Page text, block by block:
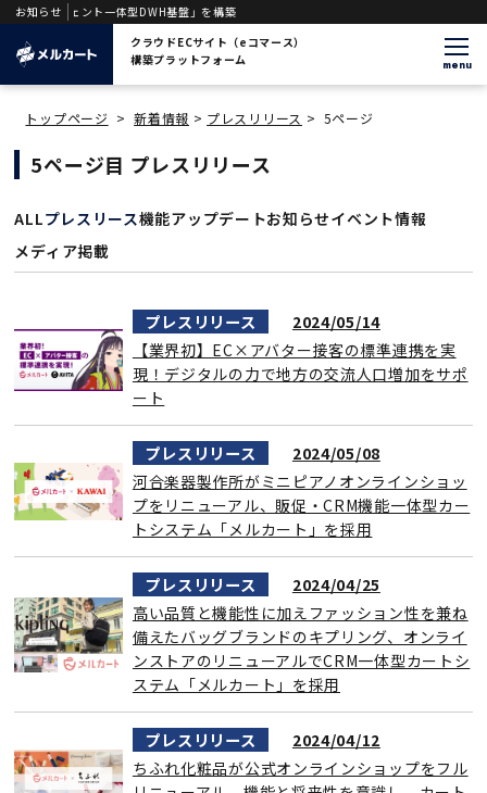
お知らせ
エージェント一体型DWH基盤」を構築
クラウドECサイト（eコマース）
構築プラットフォーム
menu
トップページ > 新着情報 > プレスリリース > 5ページ
5ページ目 プレスリリース
ALLプレスリース機能アップデートお知らせイベント情報
メディア掲載
プレスリリース
2024/05/14
【業界初】EC×アバター接客の標準連携を実
現！デジタルの力で地方の交流人口増加をサポ
ート
プレスリリース
2024/05/08
河合楽器製作所がミニピアノオンラインショッ
プをリニューアル、販促・CRM機能一体型カー
トシステム「メルカート」を採用
プレスリリース
2024/04/25
高い品質と機能性に加えファッション性を兼ね
備えたバッグブランドのキプリング、オンライ
ンストアのリニューアルでCRM一体型カートシ
ステム「メルカート」を採用
プレスリリース
2024/04/12
ちふれ化粧品が公式オンラインショップをフル